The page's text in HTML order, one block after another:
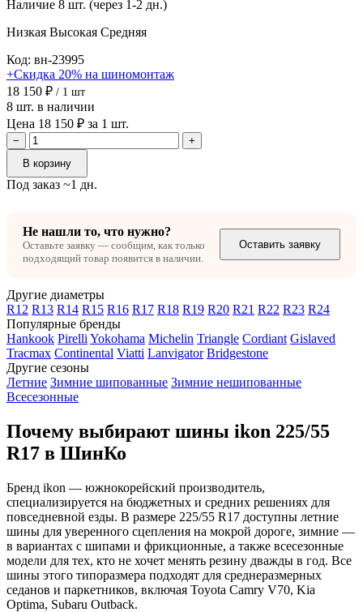
Наличие 8 шт. (через 1-2 дн.)
Низкая Высокая Средняя
Код: вн-23995
+Скидка 20% на шиномонтаж
18 150 ₽ / 1 шт
8 шт. в наличии
Цена 18 150 ₽ за 1 шт.
−
+
В корзину
Под заказ ~1 дн.
Не нашли то, что нужно?
Оставьте заявку — сообщим, как только
подходящий товар появится в наличии.
Оставить заявку
Другие диаметры
R12 R13 R14 R15 R16 R17 R18 R19 R20 R21 R22 R23 R24
Популярные бренды
Hankook Pirelli Yokohama Michelin Triangle Cordiant Gislaved
Tracmax Continental Viatti Lanvigator Bridgestone
Другие сезоны
Летние Зимние шипованные Зимние нешипованные
Всесезонные
Почему выбирают шины ikon 225/55
R17 в ШинКо
Бренд ikon — южнокорейский производитель,
специализируется на бюджетных и средних решениях для
повседневной езды. В размере 225/55 R17 доступны летние
шины для уверенного сцепления на мокрой дороге, зимние —
в вариантах с шипами и фрикционные, а также всесезонные
модели для тех, кто не хочет менять резину дважды в год. Все
шины этого типоразмера подходят для среднеразмерных
седанов и паркетников, включая Toyota Camry V70, Kia
Optima, Subaru Outback.